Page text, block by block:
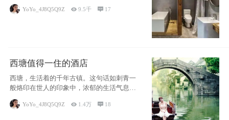
YoYo_4J8Q5Q9Z 9.5千  17
西塘值得一住的酒店
西塘，生活着的千年古镇。这句话如刺青一
般烙印在世人的印象中，浓郁的生活气息，
小桥流水
YoYo_4J8Q5Q9Z  1.4万  18